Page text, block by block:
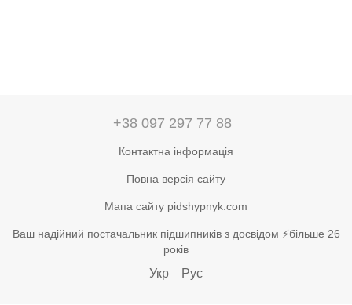
+38 097 297 77 88
Контактна інформація
Повна версія сайту
Мапа сайту pidshypnyk.com
Ваш надійний постачальник підшипників з досвідом ⚡більше 26
років
Укр Рус